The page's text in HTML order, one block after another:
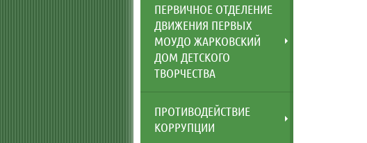
ПЕРВИЧНОЕ ОТДЕЛЕНИЕ
ДВИЖЕНИЯ ПЕРВЫХ
МОУДО ЖАРКОВСКИЙ
ДОМ ДЕТСКОГО
ТВОРЧЕСТВА
ПРОТИВОДЕЙСТВИЕ
КОРРУПЦИИ